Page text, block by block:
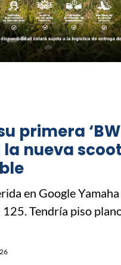
primera
la nueva
en Google
Tendría piso